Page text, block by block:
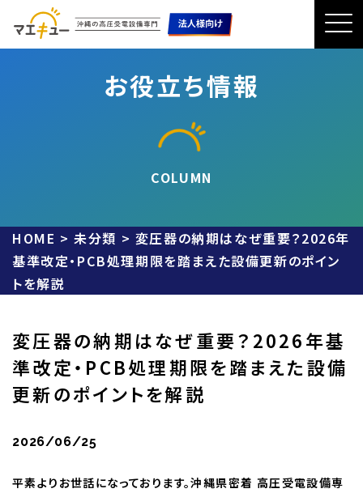
お役立ち情報
COLUMN
HOME >未分類 > 変圧器の納期はなぜ重要？2026年
基準改定・PCB処理期限を踏まえた設備更新のポイン
トを解説
変圧器の納期はなぜ重要？2026年基
準改定・PCB処理期限を踏まえた設備
更新のポイントを解説
2026/06/25
平素よりお世話になっております。沖縄県密着 高圧受電設備専